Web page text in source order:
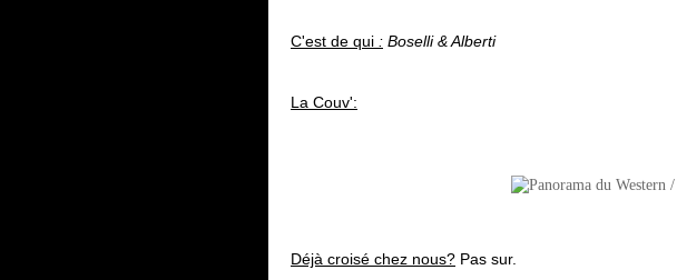
C'est de qui : Boselli & Alberti
La Couv':
Déjà croisé chez nous? Pas sur.